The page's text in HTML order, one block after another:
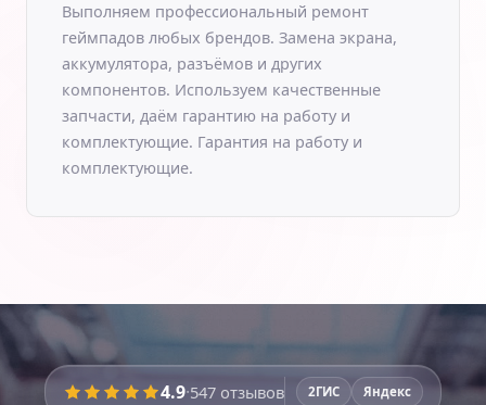
Выполняем профессиональный ремонт
геймпадов любых брендов. Замена экрана,
аккумулятора, разъёмов и других
компонентов. Используем качественные
запчасти, даём гарантию на работу и
комплектующие. Гарантия на работу и
комплектующие.
4.9·547 отзывов 2ГИС Яндекс